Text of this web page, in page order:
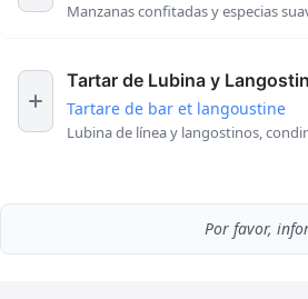
Manzanas confitadas y especias
Tartar de Lubina y
Tartare de bar et langoustine
Lubina de línea y langostinos,
Por favor,